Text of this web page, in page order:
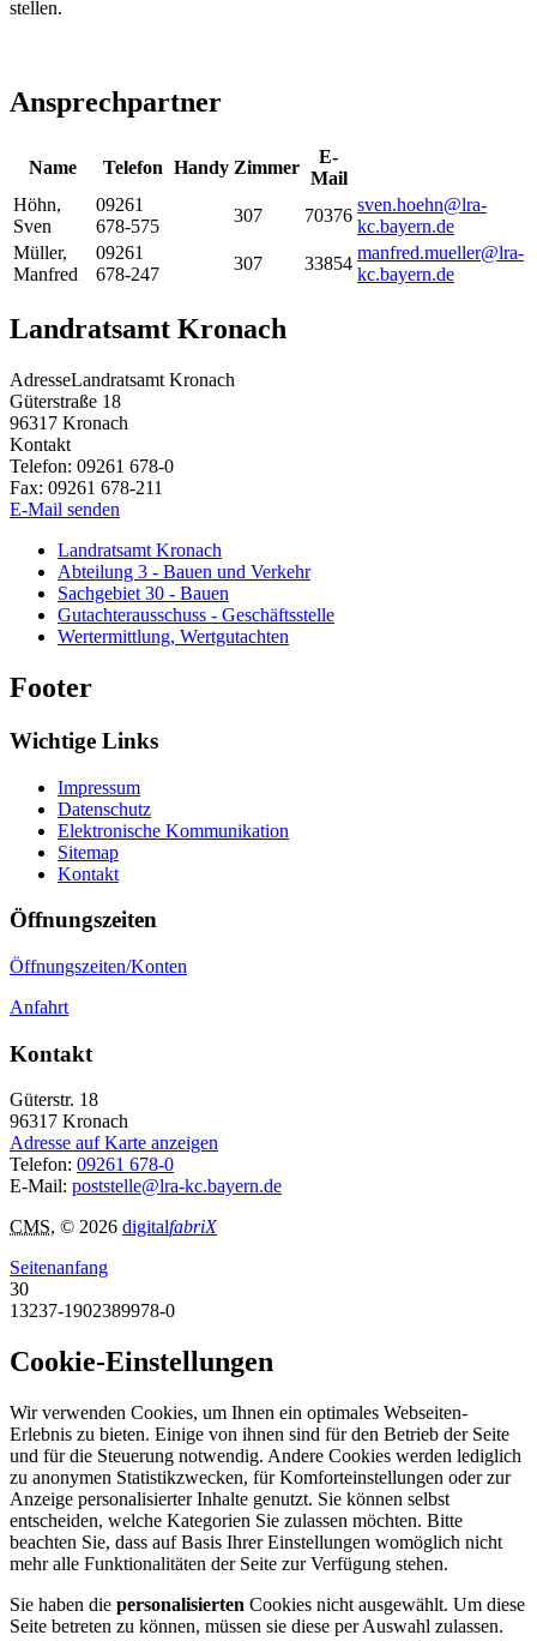
stellen.
Ansprechpartner
Name Telefon Handy Zimmer
E-
Mail
Höhn,
Sven
09261
678-575
307 70376
sven.hoehn@lra-
kc.bayern.de
Müller,
Manfred
09261
678-247
307 33854
manfred.mueller@lra-
kc.bayern.de
Landratsamt Kronach
AdresseLandratsamt Kronach
Güterstraße 18
96317 Kronach
Kontakt
Telefon: 09261 678-0
Fax: 09261 678-211
E-Mail senden
Landratsamt Kronach
Abteilung 3 - Bauen und Verkehr
Sachgebiet 30 - Bauen
Gutachterausschuss - Geschäftsstelle
Wertermittlung, Wertgutachten
Footer
Wichtige Links
Impressum
Datenschutz
Elektronische Kommunikation
Sitemap
Kontakt
Öffnungszeiten
Öffnungszeiten/Konten
Anfahrt
Kontakt
Güterstr. 18
96317 Kronach
Adresse auf Karte anzeigen
Telefon: 09261 678-0
E-Mail: poststelle@lra-kc.bayern.de
CMS, © 2026 digitalfabriX
Seitenanfang
30
13237-1902389978-0
Cookie-Einstellungen
Wir verwenden Cookies, um Ihnen ein optimales Webseiten-
Erlebnis zu bieten. Einige von ihnen sind für den Betrieb der Seite
und für die Steuerung notwendig. Andere Cookies werden lediglich
zu anonymen Statistikzwecken, für Komforteinstellungen oder zur
Anzeige personalisierter Inhalte genutzt. Sie können selbst
entscheiden, welche Kategorien Sie zulassen möchten. Bitte
beachten Sie, dass auf Basis Ihrer Einstellungen womöglich nicht
mehr alle Funktionalitäten der Seite zur Verfügung stehen.
Sie haben die personalisierten Cookies nicht ausgewählt. Um diese
Seite betreten zu können, müssen sie diese per Auswahl zulassen.